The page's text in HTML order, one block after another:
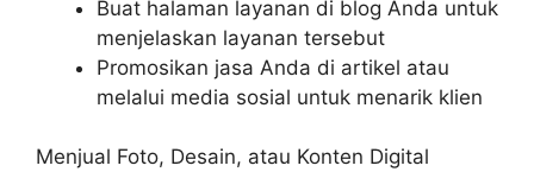
Buat halaman layanan di blog Anda untuk
menjelaskan layanan tersebut
Promosikan jasa Anda di artikel atau
melalui media sosial untuk menarik klien
Menjual Foto, Desain, atau Konten Digital